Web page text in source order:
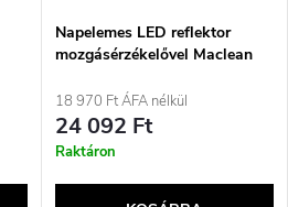
Napelemes LED reflektor
mozgásérzékelővel Maclean
6000K hideg fehér, Li-ion
akkumulátor 2400 mAh, 5.5V
DC MCE442
18 970 Ft ÁFA nélkül
24 092 Ft
Raktáron